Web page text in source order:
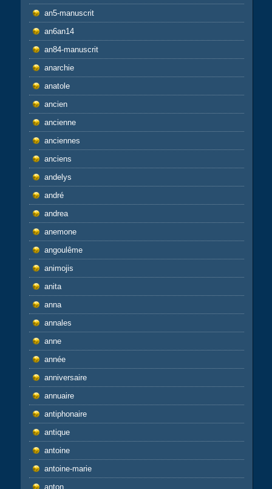
an5-manuscrit
an6an14
an84-manuscrit
anarchie
anatole
ancien
ancienne
anciennes
anciens
andelys
andré
andrea
anemone
angoulême
animojis
anita
anna
annales
anne
année
anniversaire
annuaire
antiphonaire
antique
antoine
antoine-marie
anton